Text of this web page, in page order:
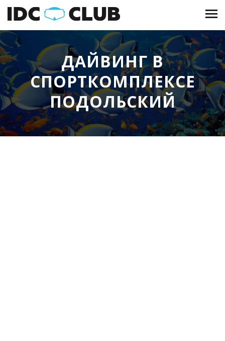
ДАЙВИНГ В
СПОРТКОМПЛЕКСЕ
ПОДОЛЬСКИЙ